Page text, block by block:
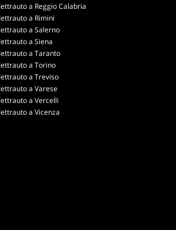
a Reggio Calabria
a Rimini
a Salerno
a Siena
a Taranto
a Torino
a Treviso
a Varese
a Vercelli
a Vicenza